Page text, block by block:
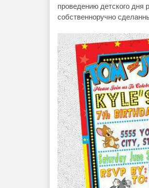
проведению детского дня
собственноручно